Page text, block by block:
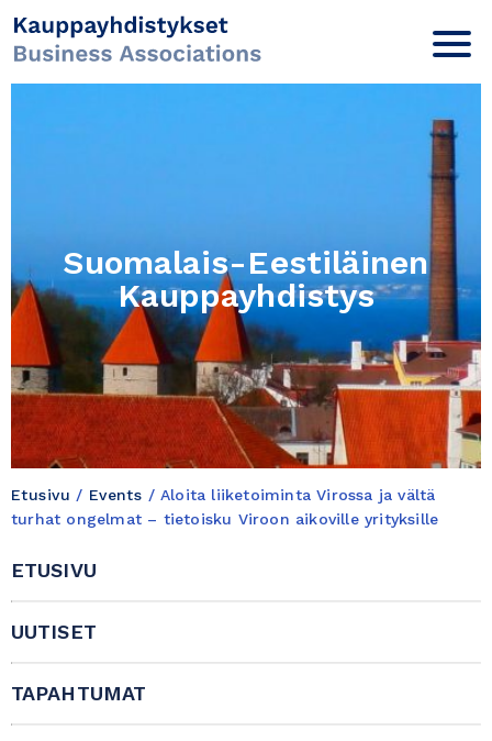
Suomalais-Eestiläinen
Kauppayhdistys
Etusivu / Events / Aloita liiketoiminta Virossa ja vältä
turhat ongelmat – tietoisku Viroon aikoville yrityksille
ETUSIVU
UUTISET
TAPAHTUMAT